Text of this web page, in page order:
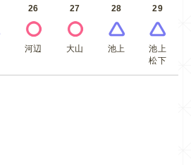
26
河辺
27
大山
28
池上
29
池上
松下